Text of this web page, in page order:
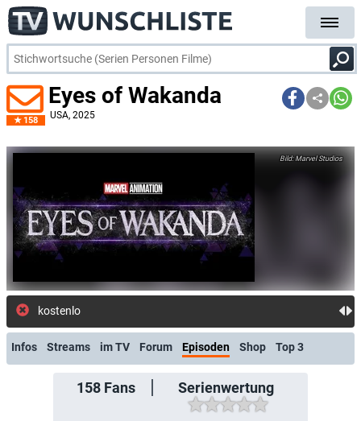
158
Eyes of Wakanda
USA, 2025
Marvel Studios
kostenlose E-Mail
Infos Streams im TV Forum Episoden Shop Top 3
158Fans Serienwertung